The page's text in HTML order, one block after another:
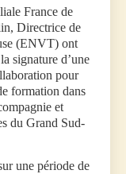
France de
Directrice de
(ENVT) ont
signature d’une
pour
formation dans
et
du Grand Sud-
une période de